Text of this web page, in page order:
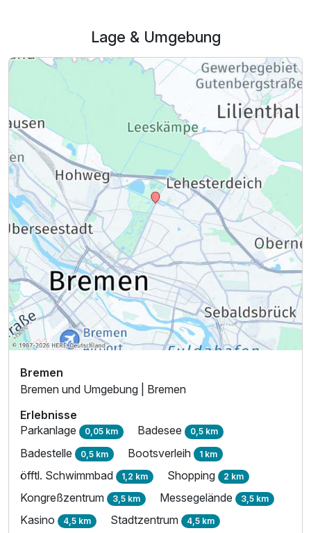
Einzelzimmer Komfort
1 Erwachsenen
Grand Suite
2 Erwachsene
Lage & Umgebung
Bremen
Bremen und Umgebung | Bremen
Erlebnisse
Parkanlage 0,05 km Badesee 0,5 km
Badestelle 0,5 km Bootsverleih 1 km
öfftl. Schwimmbad 1,2 km Shopping 2 km
Kongreßzentrum 3,5 km Messegelände 3,5 km
Kasino 4,5 km Stadtzentrum 4,5 km